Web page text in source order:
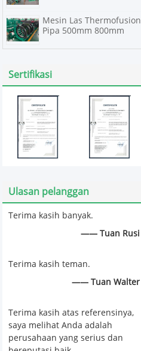
Mesin Las Thermofusion
Pipa 500mm 800mm
Sertifikasi
Ulasan pelanggan
Terima kasih banyak.
—— Tuan Rusi
Terima kasih teman.
—— Tuan Walter
Terima kasih atas referensinya,
saya melihat Anda adalah
perusahaan yang serius dan